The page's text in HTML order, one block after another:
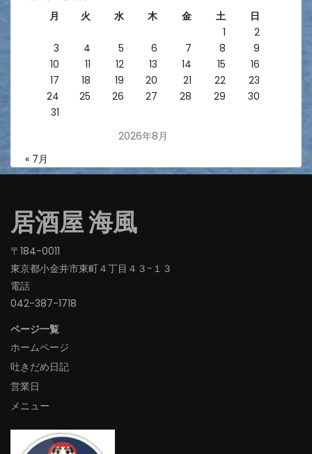
2026年8月
月 火 水 木 金 土
日
1
2
3
4 5 6 7 8
9
10
11 12 13 14 15
16
17
18 19 20 21 22
23
24
25 26 27 28 29
30
31
« 7月
居酒屋 海風
〒184-0011
東京都小金井市東町４丁目４３−１３
電話
042-387-1718‬
ページ一覧
ホームページ
吐きだめ日記
営業日
メニュー